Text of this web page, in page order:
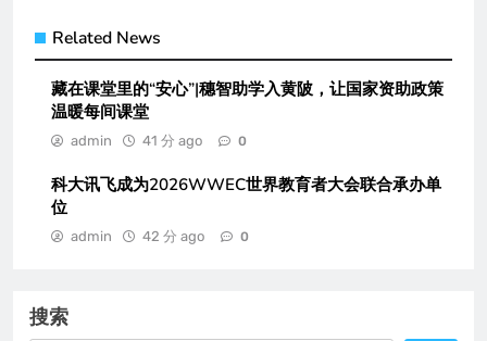
Related News
藏在课堂里的“安心”|穗智助学入黄陂，让国家资助政策
温暖每间课堂
admin 41 分 ago 0
科大讯飞成为2026WWEC世界教育者大会联合承办单
位
admin 42 分 ago 0
搜索